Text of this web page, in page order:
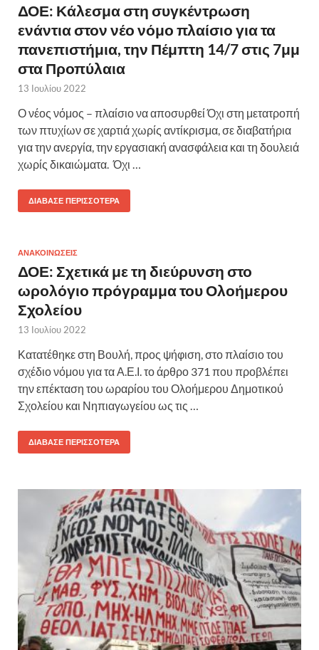
ΔΟΕ: Κάλεσμα στη συγκέντρωση
ενάντια στον νέο νόμο πλαίσιο για τα
πανεπιστήμια, την Πέμπτη 14/7 στις 7μμ
στα Προπύλαια
13 Ιουλίου 2022
Ο νέος νόμος – πλαίσιο να αποσυρθεί Όχι στη μετατροπή
των πτυχίων σε χαρτιά χωρίς αντίκρισμα, σε διαβατήρια
για την ανεργία, την εργασιακή ανασφάλεια και τη δουλειά
χωρίς δικαιώματα. Όχι …
ΔΙΆΒΑΣΕ ΠΕΡΙΣΣΌΤΕΡΑ
ΑΝΑΚΟΙΝΩΣΕΙΣ
ΔΟΕ: Σχετικά με τη διεύρυνση στο
ωρολόγιο πρόγραμμα του Ολοήμερου
Σχολείου
13 Ιουλίου 2022
Κατατέθηκε στη Βουλή, προς ψήφιση, στο πλαίσιο του
σχέδιο νόμου για τα Α.Ε.Ι. το άρθρο 371 που προβλέπει
την επέκταση του ωραρίου του Ολοήμερου Δημοτικού
Σχολείου και Νηπιαγωγείου ως τις …
ΔΙΆΒΑΣΕ ΠΕΡΙΣΣΌΤΕΡΑ